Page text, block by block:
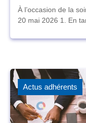
À l’occasion de la
20 mai 2026 1. En
Actus adhérents